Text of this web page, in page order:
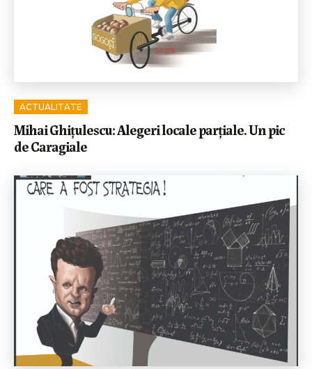
ACTUALITATE
Mihai Ghițulescu: Alegeri locale parțiale. Un pic
de Caragiale